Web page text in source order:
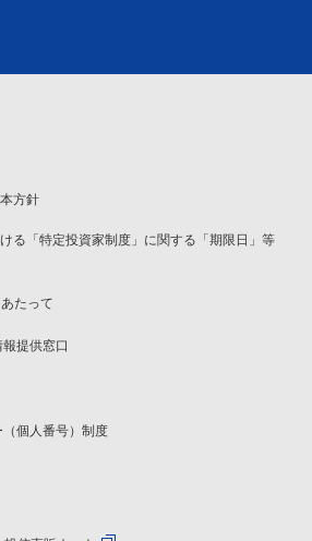
方針
る「特定投資家制度」に関する「期限日」等
たって
提供窓口
個人番号）制度